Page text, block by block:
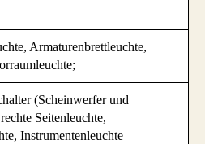
Armaturenbrettleuchte,
(Scheinwerfer und
Seitenleuchte,
Instrumentenleuchte